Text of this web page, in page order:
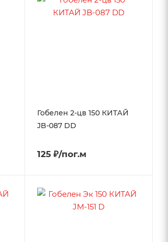
Гобелен 2-цв 150 КИТАЙ
JB-087 DD
125 ₽/пог.м